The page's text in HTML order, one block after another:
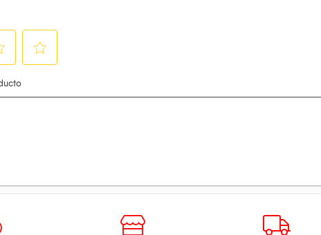
fuera el polvo y los desechos de los puertos de carga y conectores.
esquinas Antishock, que sirve para llevarlo donde quiera que sea.
dispositivo (Ingreso de Audífonos y Cargador).
traemos para ti! ¡No lo piense más y adquiéralo Aquí!